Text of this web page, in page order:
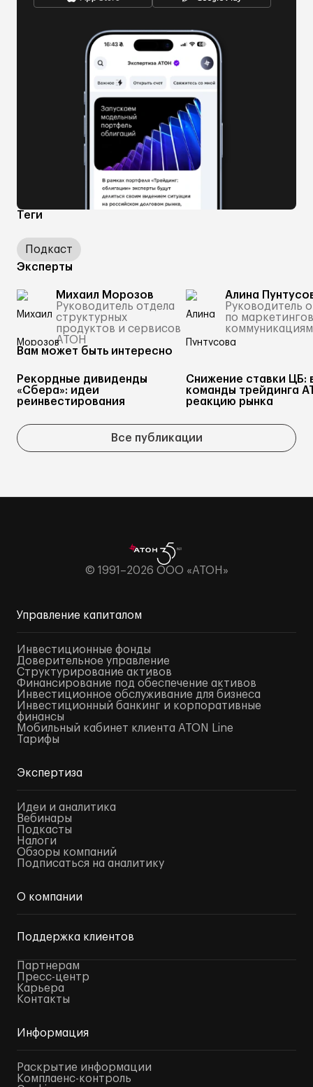
Теги
Подкаст
Эксперты
Михаил Морозов
Руководитель отдела
структурных
продуктов и сервисов
АТОН
Алина
Руководитель
по
коммуникациям
Вам может быть интересно
Рекордные дивиденды
«Сбера»: идеи
реинвестирования
Снижение ставки ЦБ:
команды трейдинга
реакцию рынка
Все публикации
© 1991–2026 ООО «АТОН»
Управление капиталом
Инвестиционные фонды
Доверительное управление
Структурирование активов
Финансирование под обеспечение активов
Инвестиционное обслуживание для бизнеса
Инвестиционный банкинг и корпоративные
финансы
Мобильный кабинет клиента ATON Line
Тарифы
Экспертиза
Идеи и аналитика
Вебинары
Подкасты
Налоги
Обзоры компаний
Подписаться на аналитику
О компании
Поддержка клиентов
Партнерам
Пресс-центр
Карьера
Контакты
Информация
Раскрытие информации
Комплаенс-контроль